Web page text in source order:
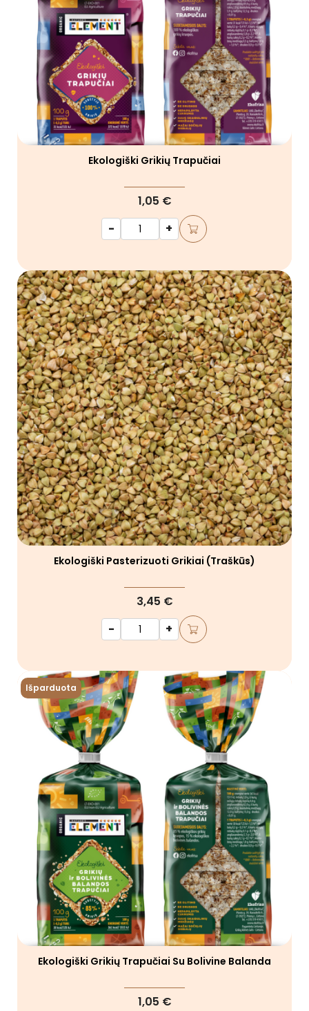
Ekologiški Grikių Trapučiai
1,05 €
-
+
Ekologiški Pasterizuoti Grikiai (traškūs)
3,45 €
-
+
Ekologiški Grikių Trapučiai Su Bolivine Balanda
1,05 €
Išparduota